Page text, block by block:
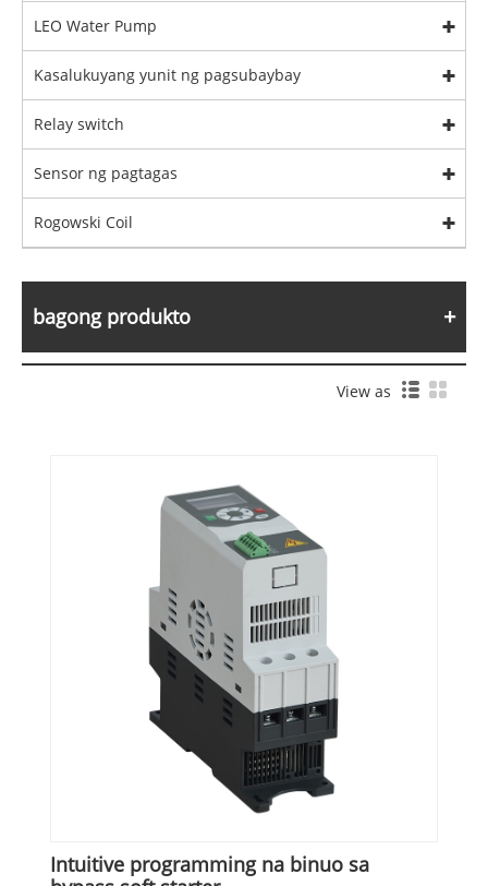
LEO Water Pump
Kasalukuyang yunit ng pagsubaybay
Relay switch
Sensor ng pagtagas
Rogowski Coil
bagong produkto
View as
Intuitive programming na binuo sa